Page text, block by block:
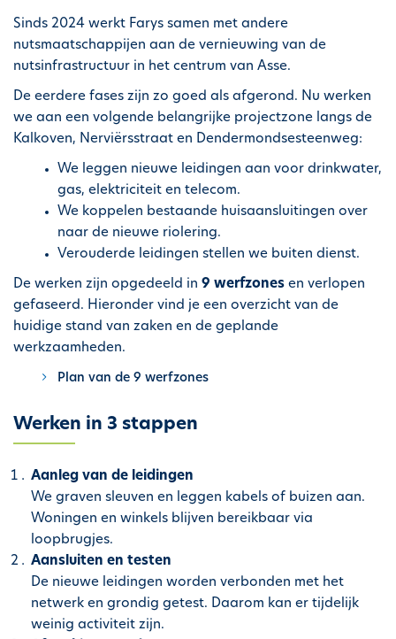
Sinds 2024 werkt Farys samen met andere
nutsmaatschappijen aan de vernieuwing van de
nutsinfrastructuur in het centrum van Asse.
De eerdere fases zijn zo goed als afgerond. Nu werken
we aan een volgende belangrijke projectzone langs de
Kalkoven, Nerviërsstraat en Dendermondsesteenweg:
We leggen nieuwe leidingen aan voor drinkwater,
gas, elektriciteit en telecom.
We koppelen bestaande huisaansluitingen over
naar de nieuwe riolering.
Verouderde leidingen stellen we buiten dienst.
De werken zijn opgedeeld in 9 werfzones en verlopen
gefaseerd. Hieronder vind je een overzicht van de
huidige stand van zaken en de geplande
werkzaamheden.
Plan van de 9 werfzones
Werken in 3 stappen
Aanleg van de leidingen
We graven sleuven en leggen kabels of buizen aan.
Woningen en winkels blijven bereikbaar via
loopbrugjes.
Aansluiten en testen
De nieuwe leidingen worden verbonden met het
netwerk en grondig getest. Daarom kan er tijdelijk
weinig activiteit zijn.